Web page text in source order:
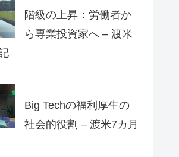
階級の上昇：労働者か
ら専業投資家へ – 渡米
Big Techの福利厚生の
社会的役割 – 渡米7カ月